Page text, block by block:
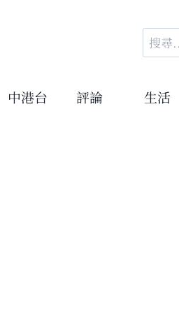
搜
尋
鍵
中港台 評論 生活